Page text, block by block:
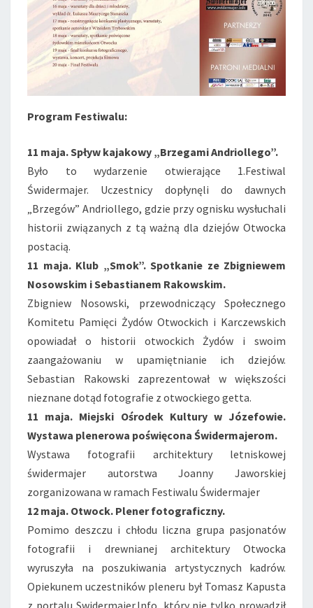
Program Festiwalu:
11 maja. Spływ kajakowy „Brzegami Andriollego”.
Było to wydarzenie otwierające 1.Festiwal
Świdermajer. Uczestnicy dopłynęli do dawnych
„Brzegów” Andriollego, gdzie przy ognisku wysłuchali
historii związanych z tą ważną dla dziejów Otwocka
postacią.
11 maja. Klub „Smok”. Spotkanie ze Zbigniewem
Nosowskim i Sebastianem Rakowskim.
Zbigniew Nosowski, przewodniczący Społecznego
Komitetu Pamięci Żydów Otwockich i Karczewskich
opowiadał o historii otwockich Żydów i swoim
zaangażowaniu w upamiętnianie ich dziejów.
Sebastian Rakowski zaprezentował w większości
nieznane dotąd fotografie z otwockiego getta.
11 maja. Miejski Ośrodek Kultury w Józefowie.
Wystawa plenerowa poświęcona Świdermajerom.
Wystawa fotografii architektury letniskowej
świdermajer autorstwa Joanny Jaworskiej
zorganizowana w ramach Festiwalu Świdermajer
12 maja. Otwock. Plener fotograficzny.
Pomimo deszczu i chłodu liczna grupa pasjonatów
fotografii i drewnianej architektury Otwocka
wyruszyła na poszukiwania artystycznych kadrów.
Opiekunem uczestników pleneru był Tomasz Kapusta